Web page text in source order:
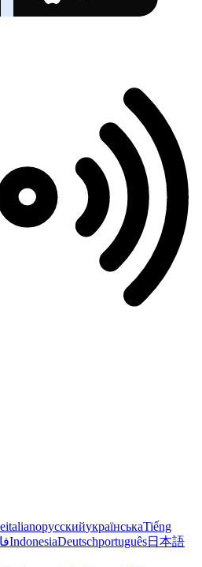
italianoрусскийукраїнськаTiếng
IndonesiaDeutschportuguês日本語